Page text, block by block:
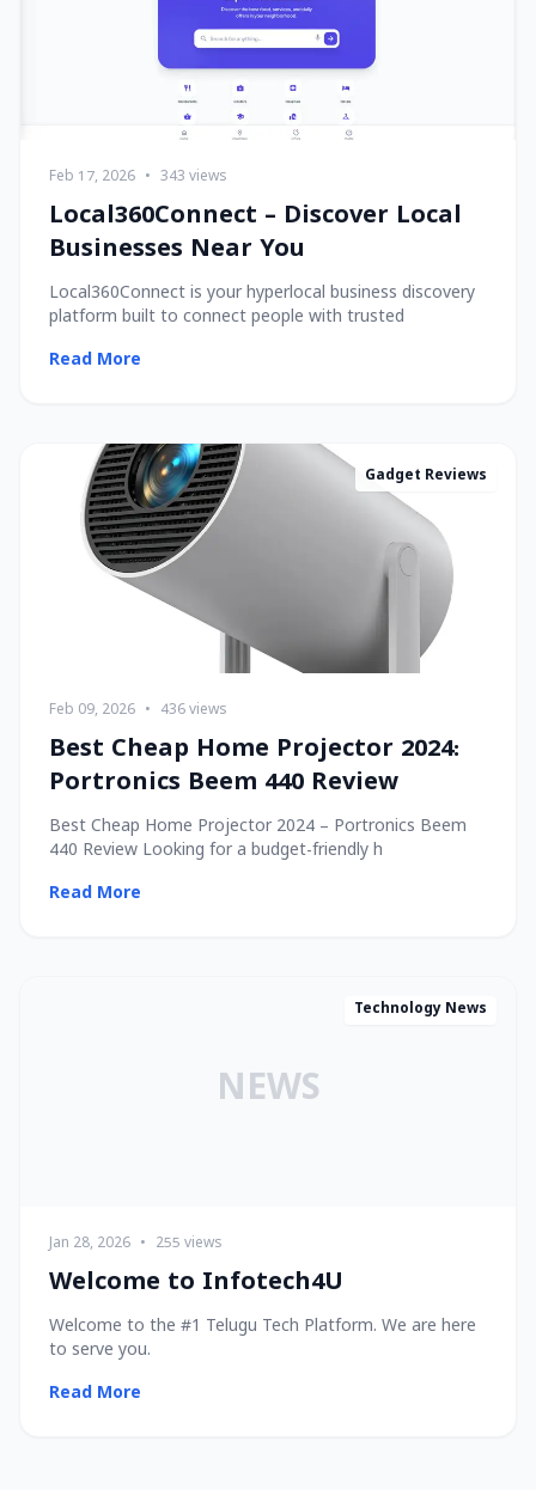
Feb 17, 2026 • 343 views
Local360Connect – Discover Local
Businesses Near You
Local360Connect is your hyperlocal business discovery
platform built to connect people with trusted
Read More
Gadget Reviews
Feb 09, 2026 • 436 views
Best Cheap Home Projector 2024:
Portronics Beem 440 Review
Best Cheap Home Projector 2024 – Portronics Beem
440 Review Looking for a budget-friendly h
Read More
NEWS
Technology News
Jan 28, 2026 • 255 views
Welcome to Infotech4U
Welcome to the #1 Telugu Tech Platform. We are here
to serve you.
Read More